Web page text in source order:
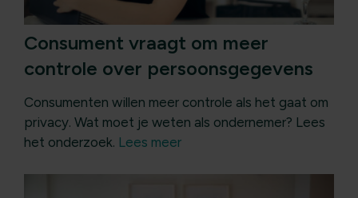
Consument vraagt om meer
controle over persoonsgegevens
Consumenten willen meer controle als het gaat om
privacy. Wat moet je weten als ondernemer? Lees
het onderzoek. Lees meer